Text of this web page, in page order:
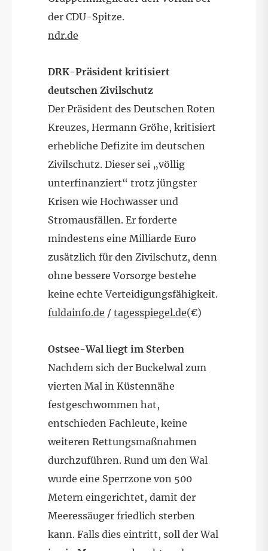
der CDU-Spitze.
ndr.de
DRK-Präsident kritisiert
deutschen Zivilschutz
Der Präsident des Deutschen Roten
Kreuzes, Hermann Gröhe, kritisiert
erhebliche Defizite im deutschen
Zivilschutz. Dieser sei „völlig
unterfinanziert“ trotz jüngster
Krisen wie Hochwasser und
Stromausfällen. Er forderte
mindestens eine Milliarde Euro
zusätzlich für den Zivilschutz, denn
ohne bessere Vorsorge bestehe
keine echte Verteidigungsfähigkeit.
fuldainfo.de / tagesspiegel.de(€)
Ostsee-Wal liegt im Sterben
Nachdem sich der Buckelwal zum
vierten Mal in Küstennähe
festgeschwommen hat,
entschieden Fachleute, keine
weiteren Rettungsmaßnahmen
durchzuführen. Rund um den Wal
wurde eine Sperrzone von 500
Metern eingerichtet, damit der
Meeressäuger friedlich sterben
kann. Falls dies eintritt, soll der Wal